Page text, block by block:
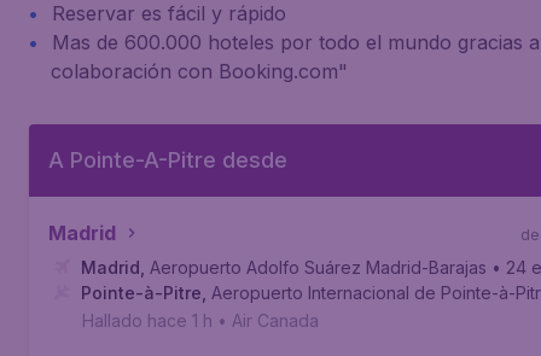
Reservar es fácil y rápido
Mas de 600.000 hoteles por todo el mundo gracias
colaboración con Booking.com"
A Pointe-A-Pitre desde
Madrid
Madrid Aeropuerto Adolfo Suárez Madrid-Barajas • 24
Pointe-à-Pitre Aeropuerto Internacional de Pointe-à-
Hallado hace 1 h • Air Canada